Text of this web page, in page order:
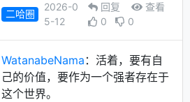
二哈圈
2026-0
5-12
回复
查看
0
0
WatanabeNama ：活着，要有自
己的价值，要作为一个强者存在于
这个世界。